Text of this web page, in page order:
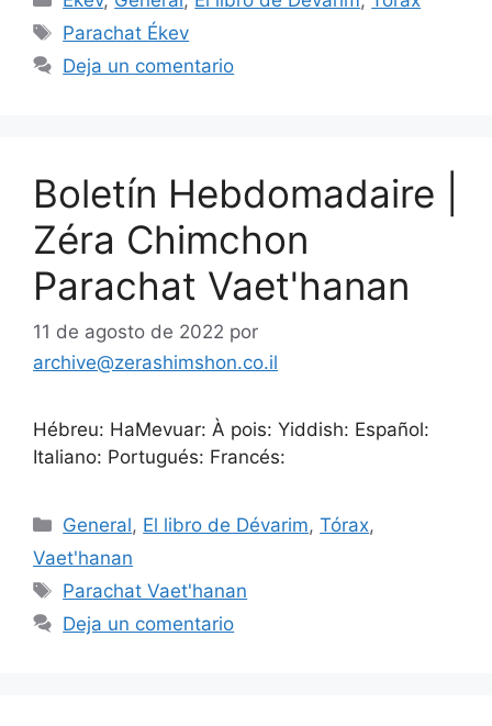
Parachat Ékev
Deja un comentario
Boletín Hebdomadaire |
Zéra Chimchon
Parachat Vaet'hanan
11 de agosto de 2022 por
archive@zerashimshon.co.il
Hébreu: HaMevuar: À pois: Yiddish: Español:
Italiano: Portugués: Francés:
General, El libro de Dévarim,Tórax,
Vaet'hanan
Parachat Vaet'hanan
Deja un comentario